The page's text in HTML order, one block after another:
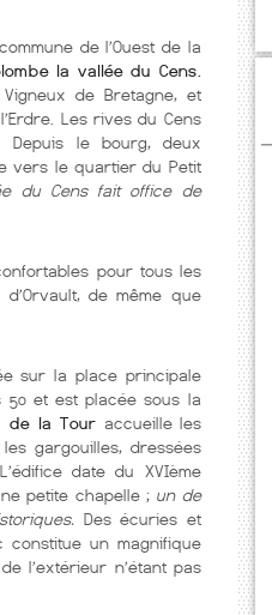
de l’Ouest de la
la vallée du Cens.
de Bretagne, et
Les rives du Cens
Depuis le bourg, deux
vers le quartier du Petit
du Cens fait office de
pour tous les
de même que
sur la place principale
50 et est placée sous la
de la Tour accueille les
gargouilles, dressées
date du XVIème
petite chapelle ; un de
Des écuries et
constitue un magnifique
l’extérieur n’étant pas